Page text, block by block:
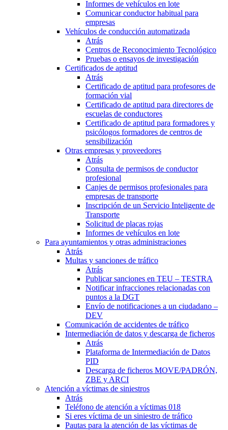
Informes de vehículos en lote
Comunicar conductor habitual para
empresas
Vehículos de conducción automatizada
Atrás
Centros de Reconocimiento Tecnológico
Pruebas o ensayos de investigación
Certificados de aptitud
Atrás
Certificado de aptitud para profesores de
formación vial
Certificado de aptitud para directores de
escuelas de conductores
Certificado de aptitud para formadores y
psicólogos formadores de centros de
sensibilización
Otras empresas y proveedores
Atrás
Consulta de permisos de conductor
profesional
Canjes de permisos profesionales para
empresas de transporte
Inscripción de un Servicio Inteligente de
Transporte
Solicitud de placas rojas
Informes de vehículos en lote
Para ayuntamientos y otras administraciones
Atrás
Multas y sanciones de tráfico
Atrás
Publicar sanciones en TEU – TESTRA
Notificar infracciones relacionadas con
puntos a la DGT
Envío de notificaciones a un ciudadano –
DEV
Comunicación de accidentes de tráfico
Intermediación de datos y descarga de ficheros
Atrás
Plataforma de Intermediación de Datos
PID
Descarga de ficheros MOVE/PADRÓN,
ZBE y ARCI
Atención a víctimas de siniestros
Atrás
Teléfono de atención a víctimas 018
Si eres víctima de un siniestro de tráfico
Pautas para la atención de las víctimas de